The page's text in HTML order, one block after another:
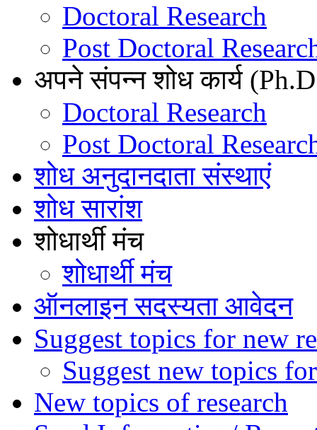
Doctoral Research
Post Doctoral
अपने संपन्न शोध कार्य
Doctoral Research
Post Doctoral
शोध अनुदानदाता संस्थाएं
शोध सारांश
शोधार्थी मंच
शोधार्थी मंच
ऑनलाइन सदस्यता आवेदन
Suggest topics for new
Suggest new topics
New topics of research